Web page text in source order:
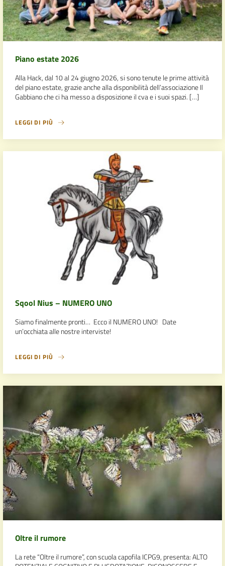
Piano estate 2026
Alla Hack, dal 10 al 24 giugno 2026, si sono tenute le prime attività
del piano estate, grazie anche alla disponibilità dell’associazione Il
Gabbiano che ci ha messo a disposizione il cva e i suoi spazi. […]
LEGGI DI PIÙ
Sqool Nius – NUMERO UNO
Siamo finalmente pronti… Ecco il NUMERO UNO! Date
un’occhiata alle nostre interviste!
LEGGI DI PIÙ
Oltre il rumore
La rete “Oltre il rumore”, con scuola capofila ICPG9, presenta: ALTO